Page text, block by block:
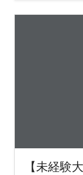
【未経験